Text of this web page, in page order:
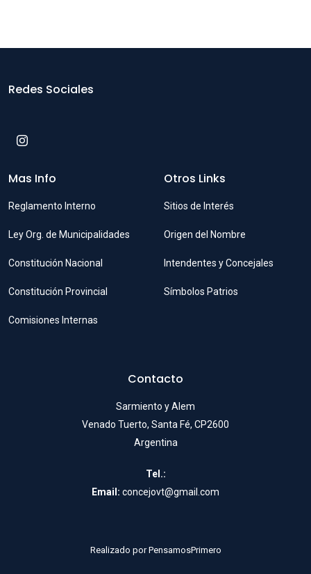
Redes Sociales
Mas Info
Reglamento Interno
Ley Org. de Municipalidades
Constitución Nacional
Constitución Provincial
Comisiones Internas
Otros Links
Sitios de Interés
Origen del Nombre
Intendentes y Concejales
Símbolos Patrios
Contacto
Sarmiento y Alem
Venado Tuerto, Santa Fé, CP2600
Argentina
Tel.:
Email: concejovt@gmail.com
Realizado porPensamosPrimero